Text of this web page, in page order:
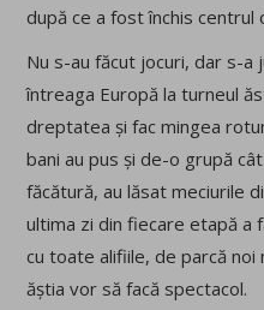
după ce a fost închis centrul
Nu s-au făcut jocuri, dar s-a
întreaga Europă la turneul
dreptatea și fac mingea
bani au pus și de-o grupă
făcătură, au lăsat meciurile
ultima zi din fiecare etapă a
cu toate alifiile, de parcă noi
ăștia vor să facă spectacol.